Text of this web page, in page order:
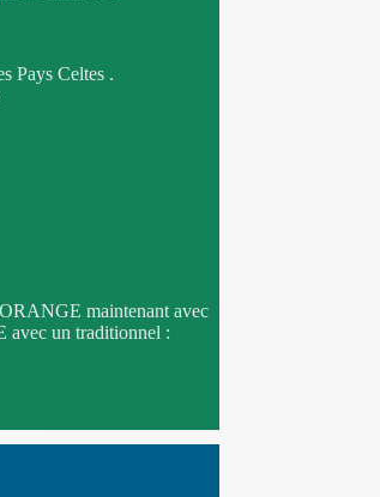
Pays Celtes .
maintenant avec
un traditionnel :